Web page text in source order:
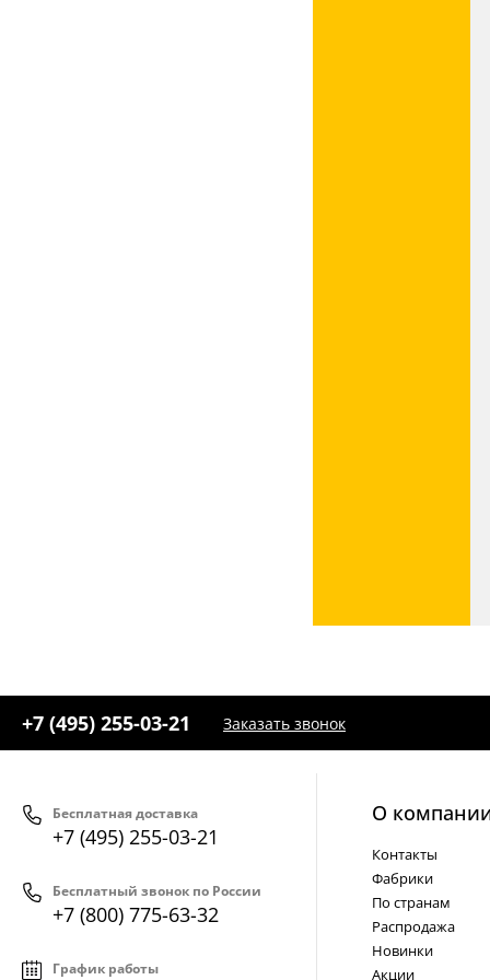
+7 (495) 255-03-21 Заказать звонок
Бесплатная доставка
+7 (495) 255-03-21
Бесплатный звонок по России
+7 (800) 775-63-32
График работы
О
Контакты
Фабрики
По странам
Распродажа
Новинки
Акции